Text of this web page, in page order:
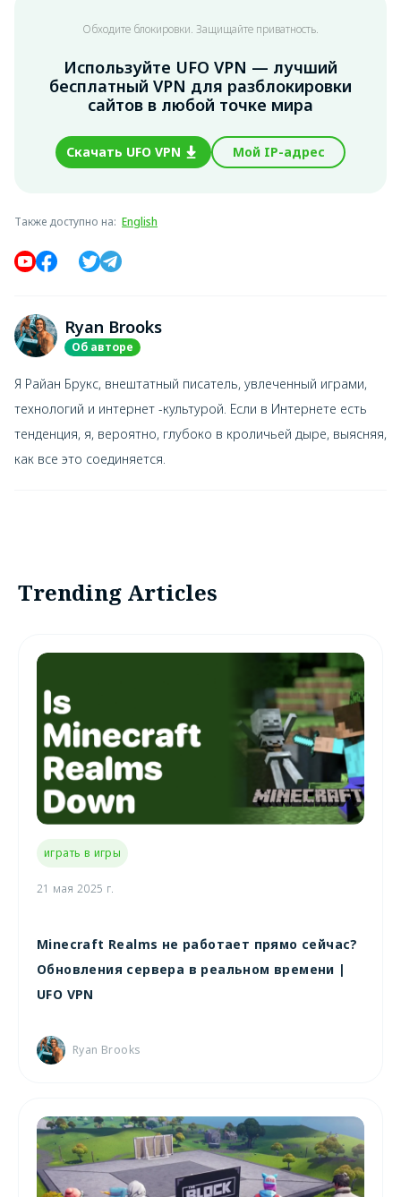
Обходите блокировки. Защищайте приватность.
Используйте UFO VPN — лучший
бесплатный VPN для разблокировки
сайтов в любой точке мира
Скачать UFO VPN Мой IP-адрес
Также доступно на: English
Ryan Brooks
Об авторе
Я Райан Брукс, внештатный писатель, увлеченный играми,
технологий и интернет -культурой. Если в Интернете есть
тенденция, я, вероятно, глубоко в кроличьей дыре, выясняя,
как все это соединяется.
Trending Articles
играть в игры
21 мая 2025 г.
Minecraft Realms не работает прямо сейчас?
Обновления сервера в реальном времени |
UFO VPN
Ryan Brooks